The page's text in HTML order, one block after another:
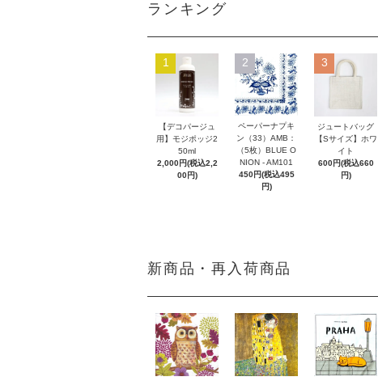
ランキング
1
【デコパージュ
用】モジポッジ2
50ml
2,000円(税込2,2
00円)
2
ペーパーナプキ
ン（33）AMB：
（5枚）BLUE O
NION - AM101
450円(税込495
円)
3
ジュートバッグ
【Sサイズ】ホワ
イト
600円(税込660
円)
新商品・再入荷商品